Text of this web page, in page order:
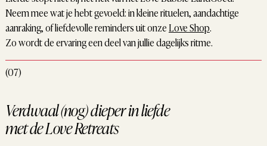
Neem mee wat je hebt gevoeld: in kleine rituelen, aandachtige
aanraking, of liefdevolle reminders uit onzeLove Shop.
Zo wordt de ervaring een deel van jullie dagelijks ritme.
(07)
Verdwaal (nog) dieper in liefde
met de Love Retreats